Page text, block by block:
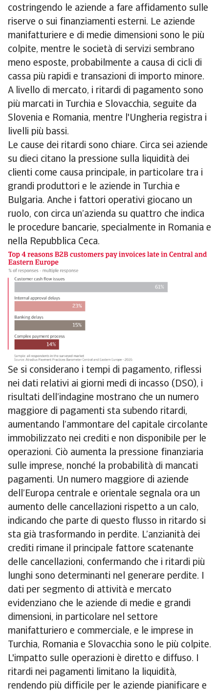
costringendo le aziende a fare affidamento sulle
riserve o sui finanziamenti esterni. Le aziende
manifatturiere e di medie dimensioni sono le più
colpite, mentre le società di servizi sembrano
meno esposte, probabilmente a causa di cicli di
cassa più rapidi e transazioni di importo minore.
A livello di mercato, i ritardi di pagamento sono
più marcati in Turchia e Slovacchia, seguite da
Slovenia e Romania, mentre l'Ungheria registra i
livelli più bassi.
Le cause dei ritardi sono chiare. Circa sei aziende
su dieci citano la pressione sulla liquidità dei
clienti come causa principale, in particolare tra i
grandi produttori e le aziende in Turchia e
Bulgaria. Anche i fattori operativi giocano un
ruolo, con circa un’azienda su quattro che indica
le procedure bancarie, specialmente in Romania e
nella Repubblica Ceca.
Se si considerano i tempi di pagamento, riflessi
nei dati relativi ai giorni medi di incasso (DSO), i
risultati dell’indagine mostrano che un numero
maggiore di pagamenti sta subendo ritardi,
aumentando l’ammontare del capitale circolante
immobilizzato nei crediti e non disponibile per le
operazioni. Ciò aumenta la pressione finanziaria
sulle imprese, nonché la probabilità di mancati
pagamenti. Un numero maggiore di aziende
dell’Europa centrale e orientale segnala ora un
aumento delle cancellazioni rispetto a un calo,
indicando che parte di questo flusso in ritardo si
sta già trasformando in perdite. L’anzianità dei
crediti rimane il principale fattore scatenante
delle cancellazioni, confermando che i ritardi più
lunghi sono determinanti nel generare perdite. I
dati per segmento di attività e mercato
evidenziano che le aziende di medie e grandi
dimensioni, in particolare nel settore
manifatturiero e commerciale, e le imprese in
Turchia, Romania e Slovacchia sono le più colpite.
L'impatto sulle operazioni è diretto e diffuso. I
ritardi nei pagamenti limitano la liquidità,
rendendo più difficile per le aziende pianificare e